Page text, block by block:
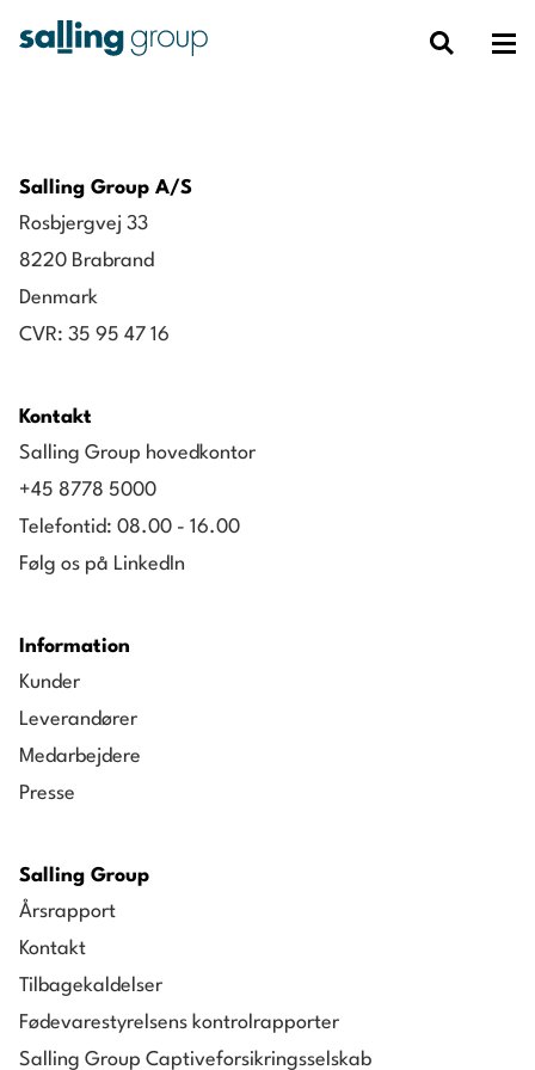
Salling Group A/S
Rosbjergvej 33
8220 Brabrand
Denmark
CVR: 35 95 47 16
Kontakt
Salling Group hovedkontor
+45 8778 5000
Telefontid: 08.00 - 16.00
Følg os på LinkedIn
Information
Kunder
Leverandører
Medarbejdere
Presse
Salling Group
Årsrapport
Kontakt
Tilbagekaldelser
Fødevarestyrelsens kontrolrapporter
Salling Group Captiveforsikringsselskab